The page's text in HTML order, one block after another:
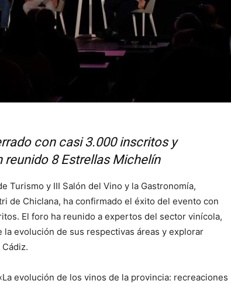
con casi 3.000 inscritos y
8 Estrellas Michelín
Turismo y III Salón del Vino y la Gastronomía,
de Chiclana, ha confirmado el éxito del evento con
El foro ha reunido a expertos del sector vinícola,
evolución de sus respectivas áreas y explorar
evolución de los vinos de la provincia: recreaciones